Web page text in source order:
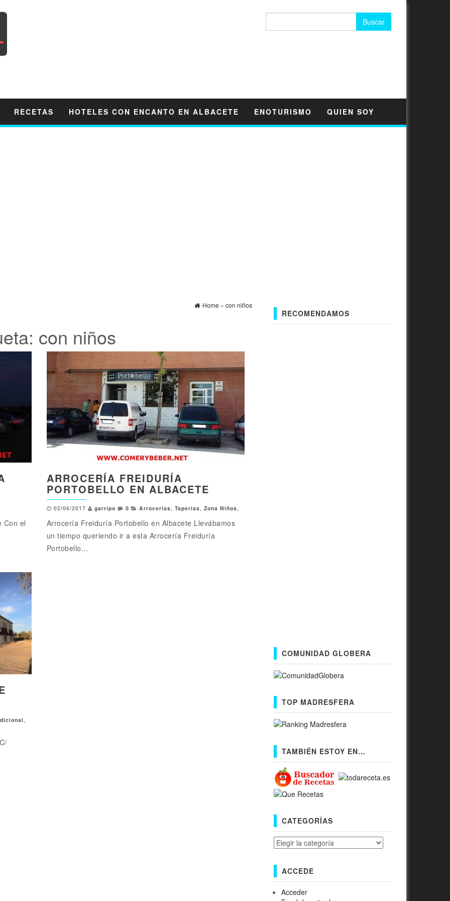
RECETAS HOTELES CON ENCANTO EN ALBACETE ENOTURISMO QUIEN SOY
Home » con niños
con niños
Con el
ARROCERÍA FREIDURÍA
PORTOBELLO EN ALBACETE
02/06/2017 garripo 0 Arrocerías, Taperías, Zona Niños,
Arrocería Freiduría Portobello en Albacete Llevábamos
un tiempo queriendo ir a esta Arrocería Freiduría
Portobello...
,
RECOMENDAMOS
COMUNIDAD GLOBERA
TOP MADRESFERA
TAMBIÉN ESTOY EN…
CATEGORÍAS
Categorías
ACCEDE
Acceder